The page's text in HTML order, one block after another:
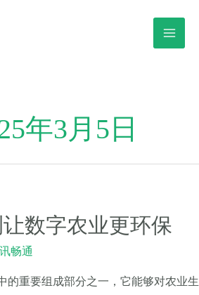
年3月5日
数字农业更环保
畅通
的重要组成部分之一，它能够对农业生